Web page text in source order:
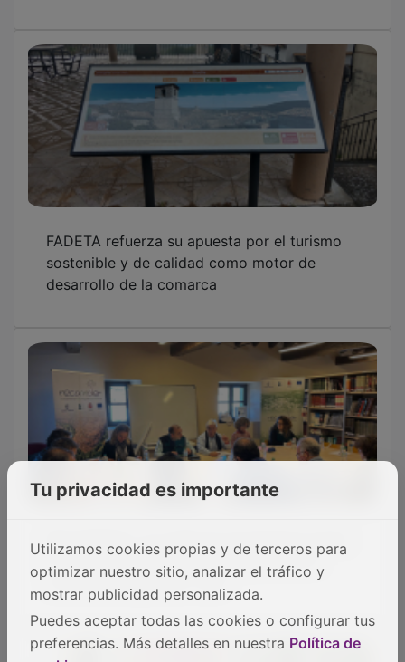
RECAMDER y los GDR de Guadalajara piden
al PP provincial “que no se posicione en
Jesús Ortega: “En estos 25 años FADETA ha
OTRAS NOTICIAS
Tu privacidad es importante
Utilizamos cookies propias y de terceros para
optimizar nuestro sitio, analizar el tráfico y
mostrar publicidad personalizada.
Puedes aceptar todas las cookies o configurar tus
preferencias. Más detalles en nuestra Política de